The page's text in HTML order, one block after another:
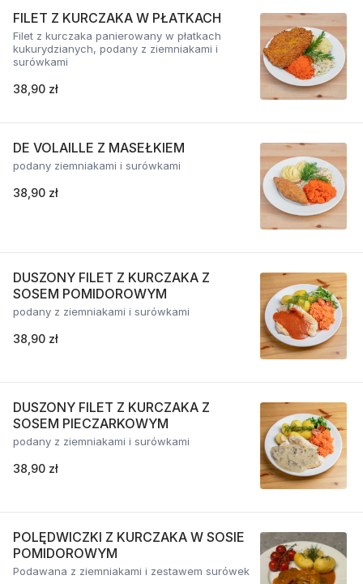
FILET Z KURCZAKA W PŁATKACH
Filet z kurczaka panierowany w płatkach
kukurydzianych, podany z ziemniakami i
surówkami
38,90 zł
DE VOLAILLE Z MASEŁKIEM
podany ziemniakami i surówkami
38,90 zł
DUSZONY FILET Z KURCZAKA Z
SOSEM POMIDOROWYM
podany z ziemniakami i surówkami
38,90 zł
DUSZONY FILET Z KURCZAKA Z
SOSEM PIECZARKOWYM
podany z ziemniakami i surówkami
38,90 zł
POLĘDWICZKI Z KURCZAKA W SOSIE
POMIDOROWYM
Podawana z ziemniakami i zestawem surówek